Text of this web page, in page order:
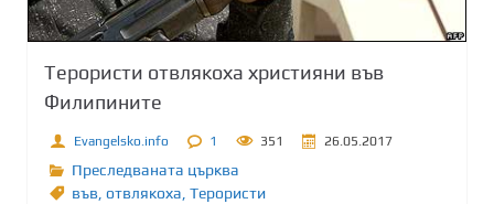
Терористи отвлякоха християни във
Филипините
Evangelsko.info 1 351 26.05.2017
Преследваната църква
във, отвлякоха, Терористи